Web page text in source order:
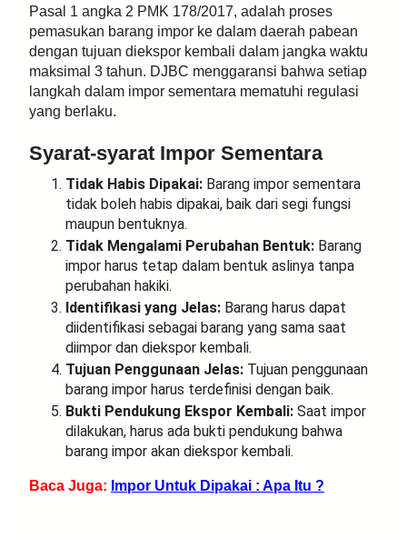
Pasal 1 angka 2 PMK 178/2017, adalah proses
pemasukan barang impor ke dalam daerah pabean
dengan tujuan diekspor kembali dalam jangka waktu
maksimal 3 tahun. DJBC menggaransi bahwa setiap
langkah dalam impor sementara mematuhi regulasi
yang berlaku.
Syarat-syarat Impor Sementara
Tidak Habis Dipakai: Barang impor sementara
tidak boleh habis dipakai, baik dari segi fungsi
maupun bentuknya.
Tidak Mengalami Perubahan Bentuk: Barang
impor harus tetap dalam bentuk aslinya tanpa
perubahan hakiki.
Identifikasi yang Jelas: Barang harus dapat
diidentifikasi sebagai barang yang sama saat
diimpor dan diekspor kembali.
Tujuan Penggunaan Jelas: Tujuan penggunaan
barang impor harus terdefinisi dengan baik.
Bukti Pendukung Ekspor Kembali: Saat impor
dilakukan, harus ada bukti pendukung bahwa
barang impor akan diekspor kembali.
Baca Juga: Impor Untuk Dipakai : Apa Itu ?